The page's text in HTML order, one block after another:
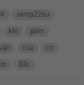
samp226u
khi giảm
của cơ
Bắc